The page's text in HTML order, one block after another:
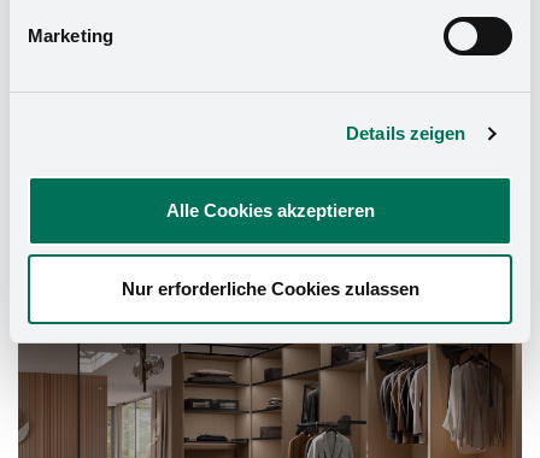
Marketing
Details zeigen
Alle Cookies akzeptieren
Nur erforderliche Cookies zulassen
Schrank-Ausstattung